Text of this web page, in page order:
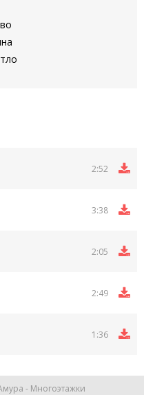
2:52
3:38
2:05
2:49
1:36
- Многоэтажки